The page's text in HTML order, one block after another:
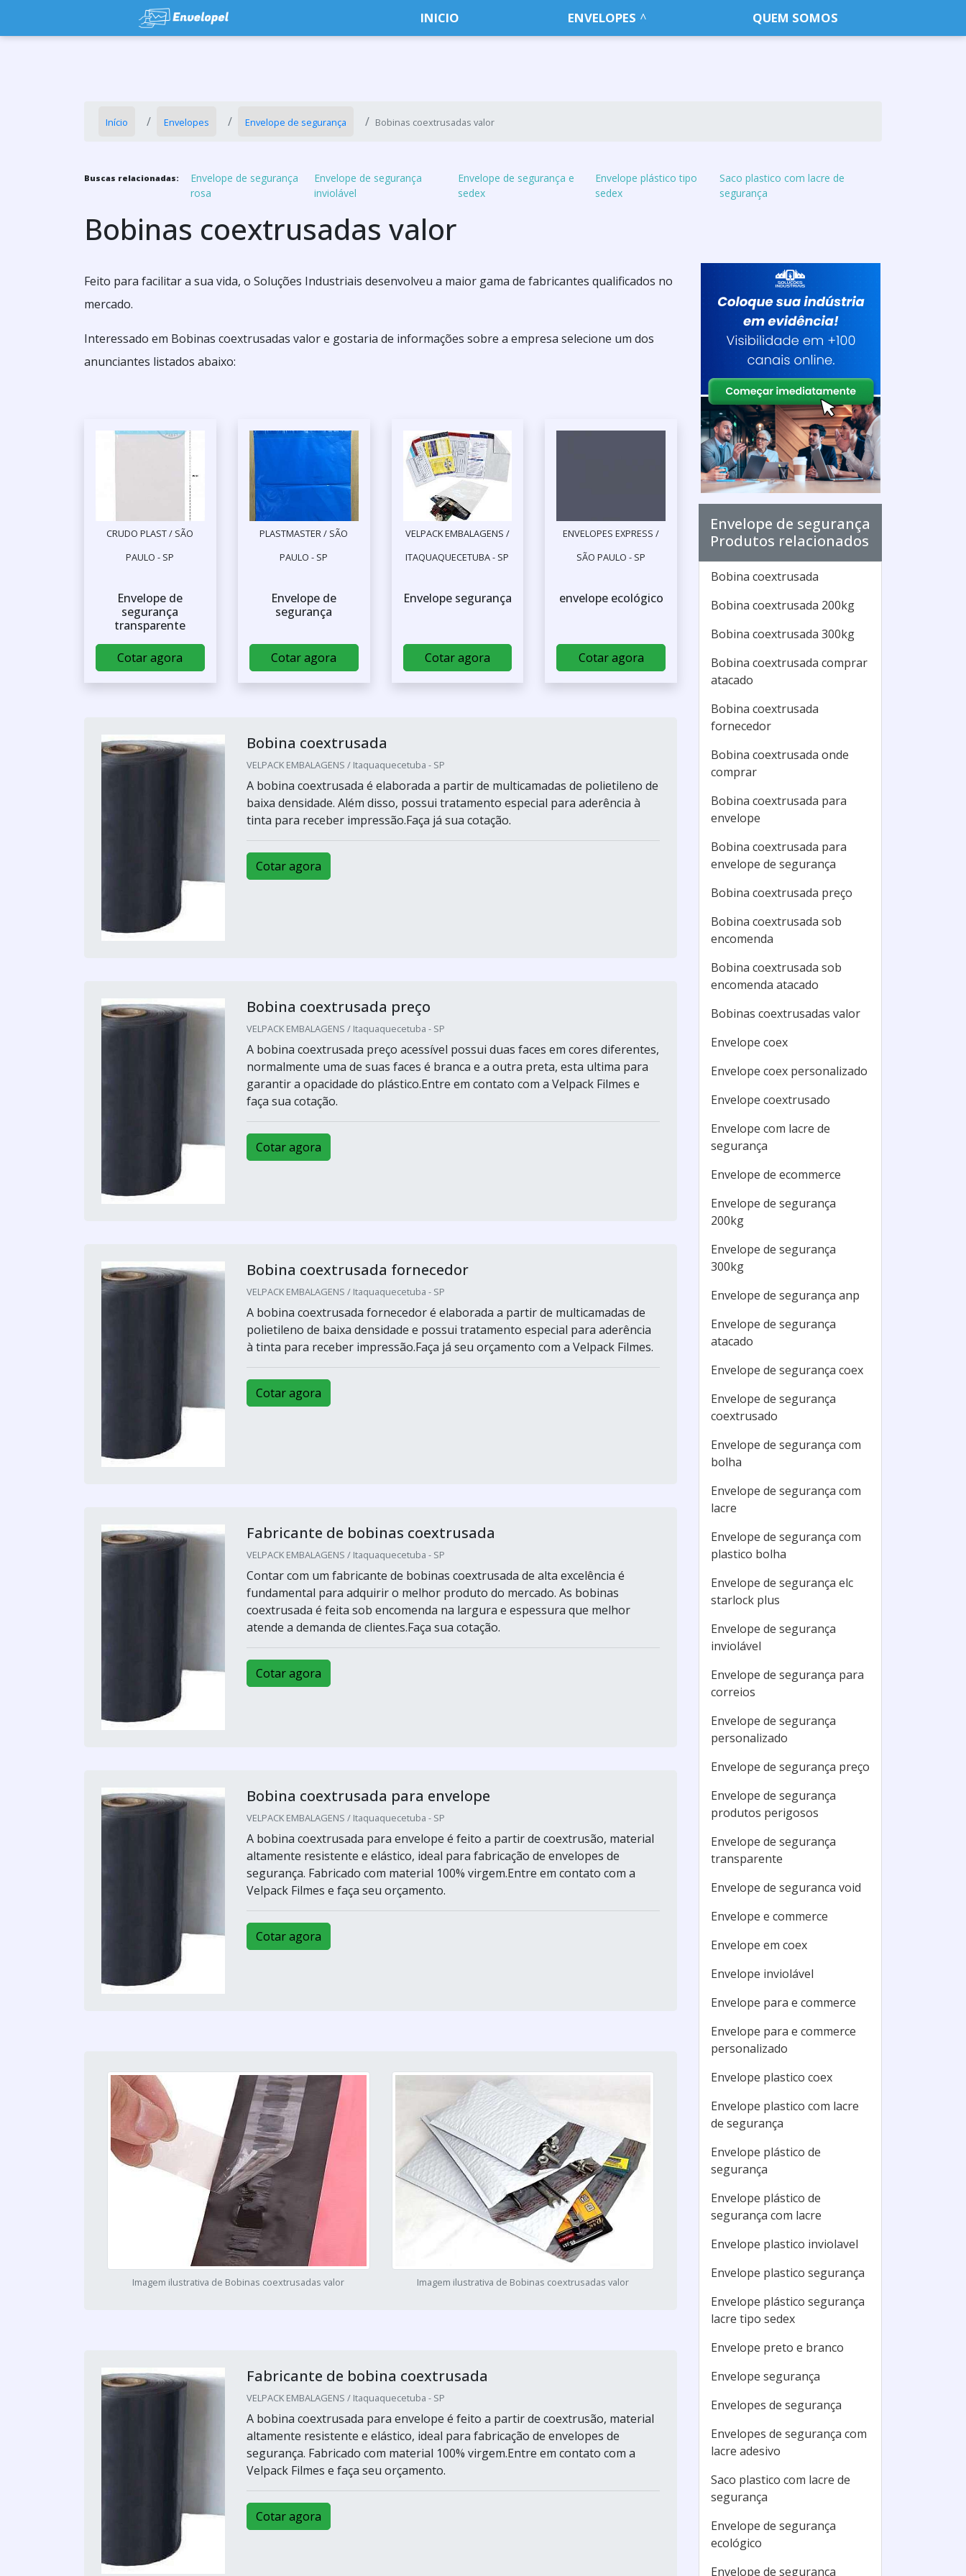
INICIO ENVELOPES QUEM SOMOS
Início Envelopes Envelope de segurança Bobinas coextrusadas valor
Buscas relacionadas:
Envelope de segurança
rosa
Envelope de segurança
inviolável
Envelope de segurança e
sedex
Envelope plástico tipo
sedex
Saco plastico com lacre de
segurança
Bobinas coextrusadas valor
Feito para facilitar a sua vida, o Soluções Industriais desenvolveu a maior gama de fabricantes qualificados no
mercado.
Interessado em Bobinas coextrusadas valor e gostaria de informações sobre a empresa selecione um dos
anunciantes listados abaixo:
CRUDO PLAST / SÃO
PAULO - SP
Envelope de
segurança
transparente
Cotar agora
PLASTMASTER / SÃO
PAULO - SP
Envelope de
segurança
Cotar agora
VELPACK EMBALAGENS /
ITAQUAQUECETUBA - SP
Envelope segurança
Cotar agora
ENVELOPES EXPRESS /
SÃO PAULO - SP
envelope ecológico
Cotar agora
Bobina coextrusada
VELPACK EMBALAGENS / Itaquaquecetuba - SP
A bobina coextrusada é elaborada a partir de multicamadas de polietileno de
baixa densidade. Além disso, possui tratamento especial para aderência à
tinta para receber impressão.Faça já sua cotação.
Cotar agora
Bobina coextrusada preço
VELPACK EMBALAGENS / Itaquaquecetuba - SP
A bobina coextrusada preço acessível possui duas faces em cores diferentes,
normalmente uma de suas faces é branca e a outra preta, esta ultima para
garantir a opacidade do plástico.Entre em contato com a Velpack Filmes e
faça sua cotação.
Cotar agora
Bobina coextrusada fornecedor
VELPACK EMBALAGENS / Itaquaquecetuba - SP
A bobina coextrusada fornecedor é elaborada a partir de multicamadas de
polietileno de baixa densidade e possui tratamento especial para aderência
à tinta para receber impressão.Faça já seu orçamento com a Velpack Filmes.
Cotar agora
Fabricante de bobinas coextrusada
VELPACK EMBALAGENS / Itaquaquecetuba - SP
Contar com um fabricante de bobinas coextrusada de alta excelência é
fundamental para adquirir o melhor produto do mercado. As bobinas
coextrusada é feita sob encomenda na largura e espessura que melhor
atende a demanda de clientes.Faça sua cotação.
Cotar agora
Bobina coextrusada para envelope
VELPACK EMBALAGENS / Itaquaquecetuba - SP
A bobina coextrusada para envelope é feito a partir de coextrusão, material
altamente resistente e elástico, ideal para fabricação de envelopes de
segurança. Fabricado com material 100% virgem.Entre em contato com a
Velpack Filmes e faça seu orçamento.
Cotar agora
Imagem ilustrativa de Bobinas coextrusadas valor Imagem ilustrativa de Bobinas coextrusadas valor
Fabricante de bobina coextrusada
VELPACK EMBALAGENS / Itaquaquecetuba - SP
A bobina coextrusada para envelope é feito a partir de coextrusão, material
altamente resistente e elástico, ideal para fabricação de envelopes de
segurança. Fabricado com material 100% virgem.Entre em contato com a
Velpack Filmes e faça seu orçamento.
Cotar agora
Envelope de segurança
Produtos relacionados
Bobina coextrusada
Bobina coextrusada 200kg
Bobina coextrusada 300kg
Bobina coextrusada comprar
atacado
Bobina coextrusada
fornecedor
Bobina coextrusada onde
comprar
Bobina coextrusada para
envelope
Bobina coextrusada para
envelope de segurança
Bobina coextrusada preço
Bobina coextrusada sob
encomenda
Bobina coextrusada sob
encomenda atacado
Bobinas coextrusadas valor
Envelope coex
Envelope coex personalizado
Envelope coextrusado
Envelope com lacre de
segurança
Envelope de ecommerce
Envelope de segurança
200kg
Envelope de segurança
300kg
Envelope de segurança anp
Envelope de segurança
atacado
Envelope de segurança coex
Envelope de segurança
coextrusado
Envelope de segurança com
bolha
Envelope de segurança com
lacre
Envelope de segurança com
plastico bolha
Envelope de segurança elc
starlock plus
Envelope de segurança
inviolável
Envelope de segurança para
correios
Envelope de segurança
personalizado
Envelope de segurança preço
Envelope de segurança
produtos perigosos
Envelope de segurança
transparente
Envelope de seguranca void
Envelope e commerce
Envelope em coex
Envelope inviolável
Envelope para e commerce
Envelope para e commerce
personalizado
Envelope plastico coex
Envelope plastico com lacre
de segurança
Envelope plástico de
segurança
Envelope plástico de
segurança com lacre
Envelope plastico inviolavel
Envelope plastico segurança
Envelope plástico segurança
lacre tipo sedex
Envelope preto e branco
Envelope segurança
Envelopes de segurança
Envelopes de segurança com
lacre adesivo
Saco plastico com lacre de
segurança
Envelope de segurança
ecológico
Envelope de segurança